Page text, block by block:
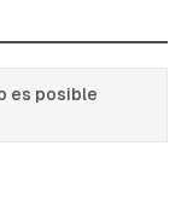
es posible